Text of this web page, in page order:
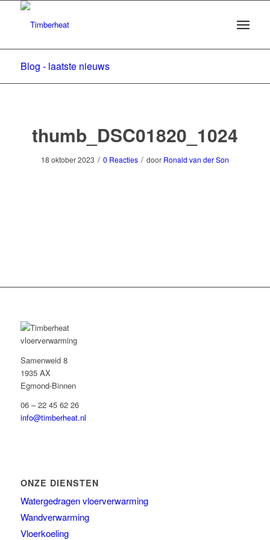
Blog - laatste nieuws
thumb_DSC01820_1024
18 oktober 2023 / 0 Reacties / door Ronald van der Son
Samenweid 8
1935 AX
Egmond-Binnen
06 – 22 45 62 26
info@timberheat.nl
ONZE DIENSTEN
Watergedragen vloerverwarming
Wandverwarming
Vloerkoeling